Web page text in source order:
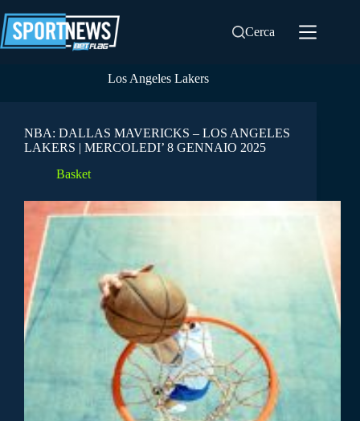
al
contenuto
Cerca
Los Angeles Lakers
NBA: DALLAS MAVERICKS – LOS ANGELES
LAKERS | MERCOLEDI’ 8 GENNAIO 2025
Basket